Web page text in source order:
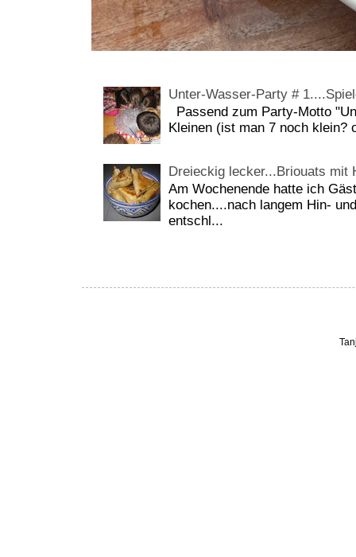
Unter-Wasser-Party #
Passend zum Party-Motto
Kleinen (ist man 7 noch klein?
Dreieckig lecker...Briouats mit
Am Wochenende hatte ich
kochen....nach langem Hin-
entschl...